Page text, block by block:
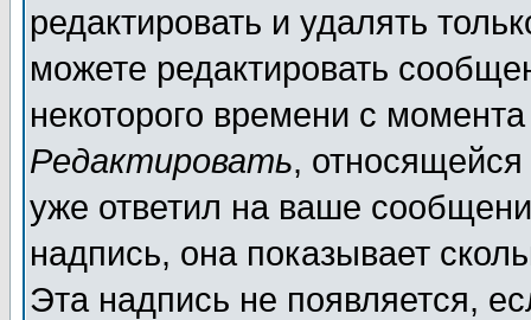
редактировать и удалять
можете редактировать
некоторого времени с
Редактировать,
уже ответил на ваше
надпись, она показывает
Эта надпись не появляется,